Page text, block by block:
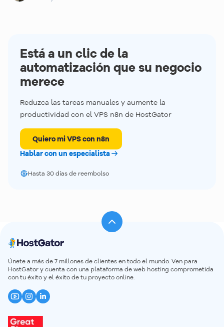
plataforma, disponibles en español
gratuito y muchas otras prestaciones para
garantizar la seguridad de tu servidor y de tus
accesos
totalmente dedicados como procesamiento,
tráfico, almacenamiento y RAM
Está a un clic de la
automatización que su negocio
merece
Reduzca las tareas manuales y aumente la
productividad con el VPS n8n de HostGator
Quiero mi VPS con n8n
Hablar con un especialista
Hasta 30 días de reembolso
Únete a más de 7 millones de clientes en todo el mundo. Ven para
HostGator y cuenta con una plataforma de web hosting comprometida
con tu éxito y el éxito de tu proyecto online.